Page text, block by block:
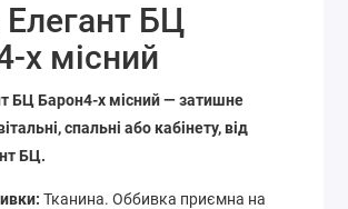
БЦ
х місний
БЦ Барон4-х місний — затишне
спальні або кабінету, від
БЦ.
Тканина. Оббивка приємна на